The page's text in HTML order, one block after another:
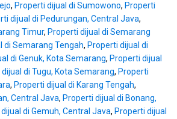
, Properti dijual di Sumowono, Properti
dijual di Pedurungan, Central Java,
Timur, Properti dijual di Semarang
di Semarang Tengah, Properti dijual di
di Genuk, Kota Semarang, Properti dijual
di Tugu, Kota Semarang, Properti
, Properti dijual di Karang Tengah,
Central Java, Properti dijual di Bonang,
di Gemuh, Central Java, Properti dijual